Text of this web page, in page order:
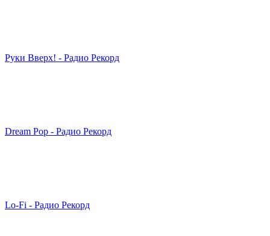
Руки Вверх! - Радио Рекорд
Dream Pop - Радио Рекорд
Lo-Fi - Радио Рекорд